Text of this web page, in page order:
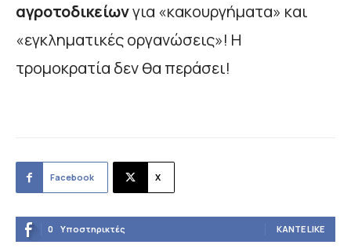
αγροτοδικείωνγια «κακουργήματα» και
«εγκληματικές οργανώσεις»! Η
τρομοκρατία δεν θα περάσει!
Facebook X
0 Υποστηρικτές ΚΆΝΤΕ LIKE